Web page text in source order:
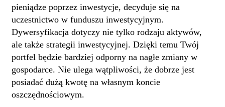
pieniądze poprzez inwestycje, decyduje się na
uczestnictwo w funduszu inwestycyjnym.
Dywersyfikacja dotyczy nie tylko rodzaju aktywów,
ale także strategii inwestycyjnej. Dzięki temu Twój
portfel będzie bardziej odporny na nagłe zmiany w
gospodarce. Nie ulega wątpliwości, że dobrze jest
posiadać dużą kwotę na własnym koncie
oszczędnościowym.